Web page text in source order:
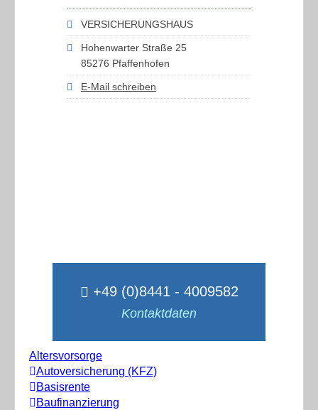
VERSICHERUNGSHAUS
Hohenwarter Straße 25
85276 Pfaffenhofen
E-Mail schreiben
+49 (0)8441 - 4009582
Kontaktdaten
Altersvorsorge
Autoversicherung (KFZ)
Basisrente
Baufinanzierung